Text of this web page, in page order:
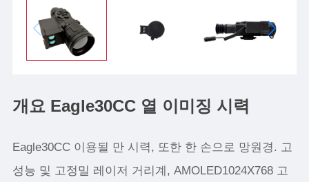
개요 Eagle30CC 열 이미징 시력
Eagle30CC 이용될 만 시력, 또한 한 손으로 망원경. 고
성능 및 고정밀 레이저 거리계, AMOLED1024X768 고